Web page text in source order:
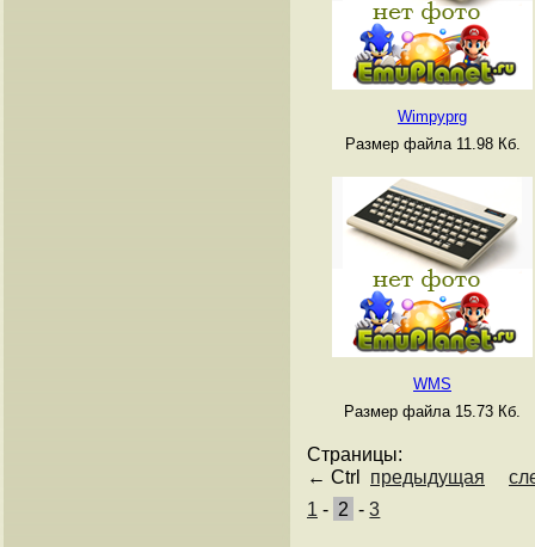
Wimpyprg
Размер файла 11.98 Кб.
WMS
Размер файла 15.73 Кб.
Страницы:
← Ctrl предыдущая
1 - 2 -3